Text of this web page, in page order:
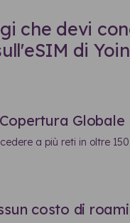
che devi
di Yoin
Copertura Globale
a più reti in oltre
costo di